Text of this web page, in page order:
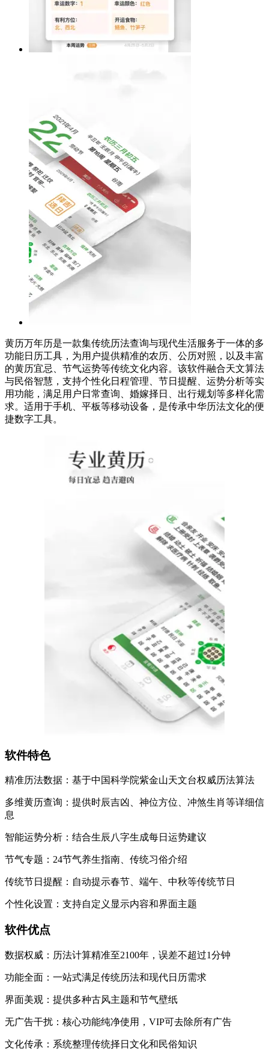
黄历万年历是一款集传统历法查询与现代生活服务于一体的多
功能日历工具，为用户提供精准的农历、公历对照，以及丰富
的黄历宜忌、节气运势等传统文化内容。该软件融合天文算法
与民俗智慧，支持个性化日程管理、节日提醒、运势分析等实
用功能，满足用户日常查询、婚嫁择日、出行规划等多样化需
求。适用于手机、平板等移动设备，是传承中华历法文化的便
捷数字工具。
软件特色
精准历法数据：基于中国科学院紫金山天文台权威历法算法
多维黄历查询：提供时辰吉凶、神位方位、冲煞生肖等详细信
息
智能运势分析：结合生辰八字生成每日运势建议
节气专题：24节气养生指南、传统习俗介绍
传统节日提醒：自动提示春节、端午、中秋等传统节日
个性化设置：支持自定义显示内容和界面主题
软件优点
数据权威：历法计算精准至2100年，误差不超过1分钟
功能全面：一站式满足传统历法和现代日历需求
界面美观：提供多种古风主题和节气壁纸
无广告干扰：核心功能纯净使用，VIP可去除所有广告
文化传承：系统整理传统择日文化和民俗知识